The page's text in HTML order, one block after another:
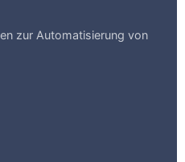
zur Automatisierung von